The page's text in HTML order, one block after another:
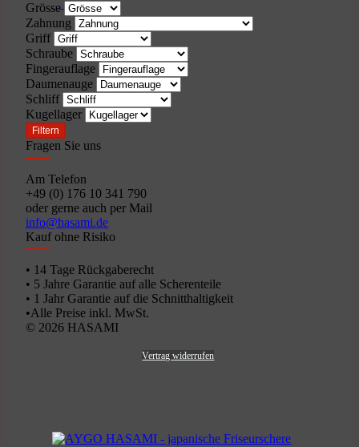
Grösse
Zahnung
Griff
Schraube
Fingerauflage
Daumenauge
Schliff
Kugellager
Filtern
Fragen Sie uns
Am Telefon
+49 (0) 176 10 341 790
oder gerne auch per Mail
info@hasami.de
Kauf ohne Risiko
• 14 Tage Rückgaberecht
• 5 Jahre Garantie auf alle Scherenteile
• 1 Jahr Garantie auf die Schnitthaltigkeit
•Alle Preise inkl. MwSt.
© 2026 HASAMI
Vertrag widerrufen